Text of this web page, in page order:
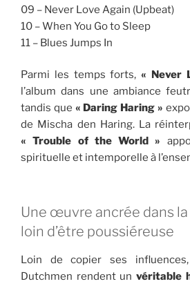
09 – Never Love Again (Upbeat)
10 – When You Go to Sleep
11 – Blues Jumps In
Parmi les temps forts,« Never
l’album dans une ambiance
tandis que « Daring Haring »
de Mischa den Haring. La
« Trouble of the World »
spirituelle et intemporelle à
Une œuvre ancrée dans
loin d’être poussiéreuse
Loin de copier ses
Dutchmen rendent un véritable